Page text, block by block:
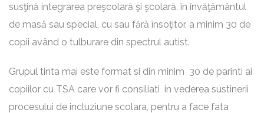
susţină integrarea preşcolară şi şcolară, în învăţământul
de masă sau special, cu sau fără însoţitor, a minim 30 de
copii având o tulburare din spectrul autist.
Grupul tinta mai este format si din minim 30 de parinti ai
copiilor cu TSA care vor fi consiliati in vederea sustinerii
procesului de incluziune scolara, pentru a face fata